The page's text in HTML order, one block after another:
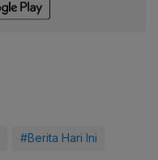
#Berita Hari Ini